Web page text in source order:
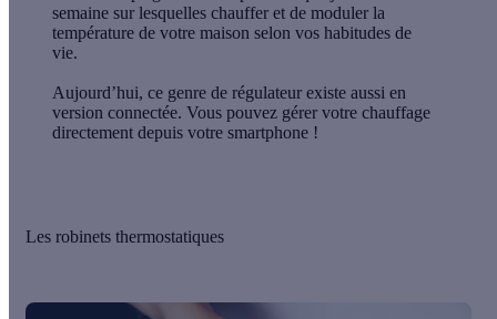
semaine sur lesquelles chauffer et de moduler la
température de votre maison selon vos habitudes de
vie.
Aujourd’hui, ce genre de régulateur existe aussi en
version connectée. Vous pouvez gérer votre chauffage
directement depuis votre smartphone !
Les robinets thermostatiques